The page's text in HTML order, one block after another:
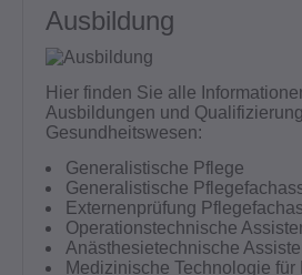
Ausbildung
Hier finden Sie alle
Ausbildungen und
Gesundheitswesen:
Generalistische Pflege
Generalistische
Externenprüfung
Operationstechnische
Anästhesietechnische
Medizinische Technologie für